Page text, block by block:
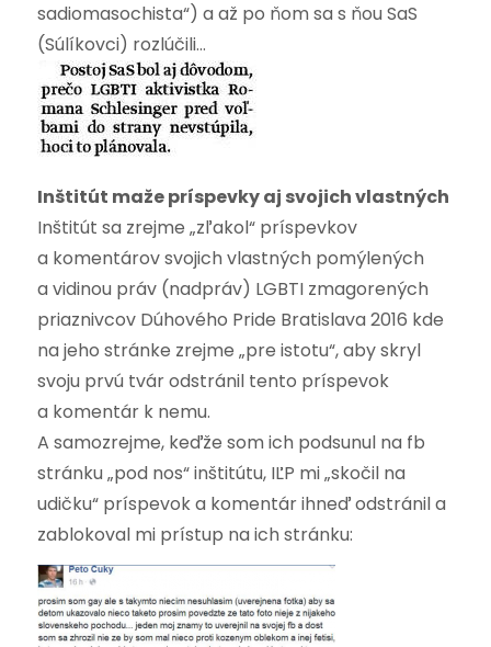
sadiomasochista“) a až po ňom sa s ňou SaS
(Súlíkovci) rozlúčili…
Inštitút maže príspevky aj svojich vlastných
Inštitút sa zrejme „zľakol“ príspevkov
a komentárov svojich vlastných pomýlených
a vidinou práv (nadpráv) LGBTI zmagorených
priaznivcov Dúhového Pride Bratislava 2016 kde
na jeho stránke zrejme „pre istotu“, aby skryl
svoju prvú tvár odstránil tento príspevok
a komentár k nemu.
A samozrejme, keďže som ich podsunul na fb
stránku „pod nos“ inštitútu, IĽP mi „skočil na
udičku“ príspevok a komentár ihneď odstránil a
zablokoval mi prístup na ich stránku: